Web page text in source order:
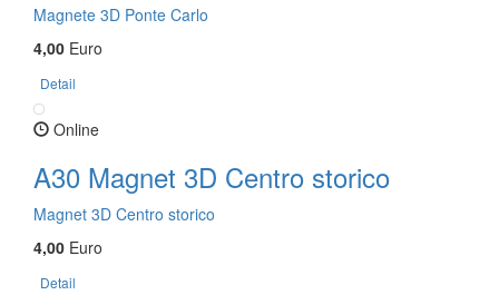
Magnete 3D Ponte Carlo
4,00 Euro
Detail
Online
A30 Magnet 3D Centro storico
Magnet 3D Centro storico
4,00 Euro
Detail